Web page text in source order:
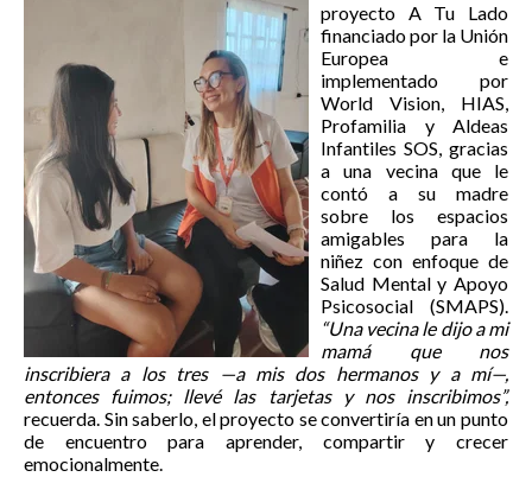
proyecto A Tu Lado
financiado por la Unión
Europea e
implementado por
World Vision, HIAS,
Profamilia y Aldeas
Infantiles SOS, gracias
a una vecina que le
contó a su madre
sobre los espacios
amigables para la
niñez con enfoque de
Salud Mental y Apoyo
Psicosocial (SMAPS).
“Una vecina le dijo a mi
mamá que nos
inscribiera a los tres —a mis dos hermanos y a mí—,
entonces fuimos; llevé las tarjetas y nos inscribimos”,
recuerda. Sin saberlo, el proyecto se convertiría en un punto
de encuentro para aprender, compartir y crecer
emocionalmente.